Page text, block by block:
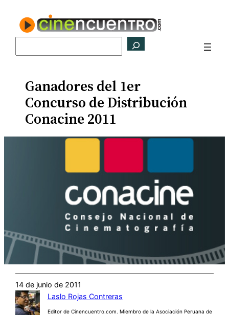
contenido
Ganadores del 1er
Concurso de Distribución
Conacine 2011
14 de junio de 2011
Laslo Rojas Contreras
Editor de Cinencuentro.com. Miembro de la Asociación Peruana de